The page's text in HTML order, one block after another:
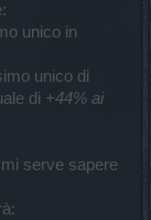
unico in
unico di
di +44% ai
serve sapere